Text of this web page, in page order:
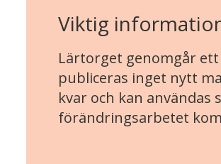
Viktig
Lärtorget genomgår
publiceras inget nytt
kvar och kan
förändringsarbetet